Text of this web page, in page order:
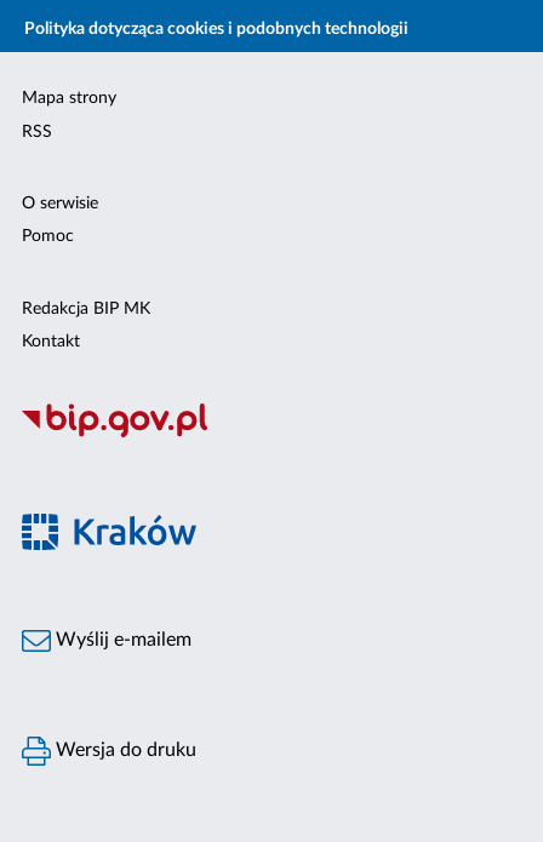
Polityka dotycząca cookies i podobnych technologii
Mapa strony
RSS
O serwisie
Pomoc
Redakcja BIP MK
Kontakt
Wyślij e-mailem
Wersja do druku